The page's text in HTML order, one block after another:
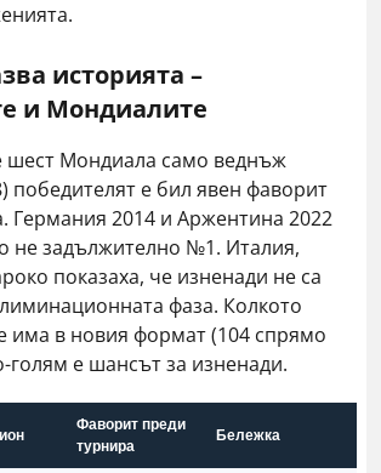
историята –
и Мондиалите
шест Мондиала само веднъж
победителят е бил явен фаворит
Германия 2014 и Аржентина 2022
не задължително №1. Италия,
показаха, че изненади не са
фаза. Колкото
има в новия формат (104 спрямо
голям е шансът за изненади.
Фаворит преди
турнира
Бележка